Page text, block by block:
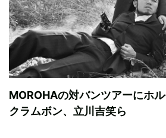
MOROHAの対バンツアーにホル
クラムボン、立川吉笑ら